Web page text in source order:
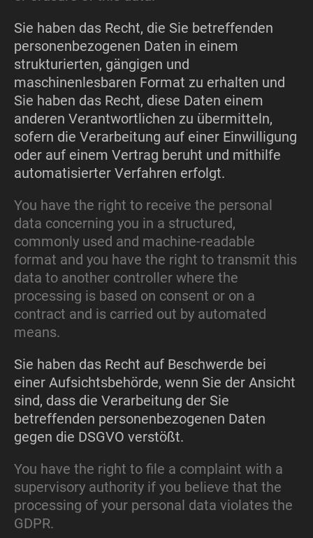
Sie haben das Recht, die Sie betreffenden
personenbezogenen Daten in einem
strukturierten, gängigen und
maschinenlesbaren Format zu erhalten und
Sie haben das Recht, diese Daten einem
anderen Verantwortlichen zu übermitteln,
sofern die Verarbeitung auf einer Einwilligung
oder auf einem Vertrag beruht und mithilfe
automatisierter Verfahren erfolgt.
You have the right to receive the personal
data concerning you in a structured,
commonly used and machine-readable
format and you have the right to transmit this
data to another controller where the
processing is based on consent or on a
contract and is carried out by automated
means.
Sie haben das Recht auf Beschwerde bei
einer Aufsichtsbehörde, wenn Sie der Ansicht
sind, dass die Verarbeitung der Sie
betreffenden personenbezogenen Daten
gegen die DSGVO verstößt.
You have the right to file a complaint with a
supervisory authority if you believe that the
processing of your personal data violates the
GDPR.